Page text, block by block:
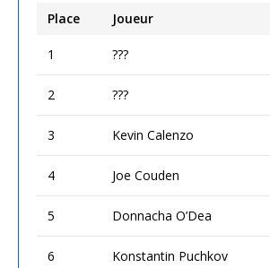
Place Joueur
1 ???
2 ???
3 Kevin Calenzo
4 Joe Couden
5 Donnacha O’Dea
6 Konstantin Puchkov